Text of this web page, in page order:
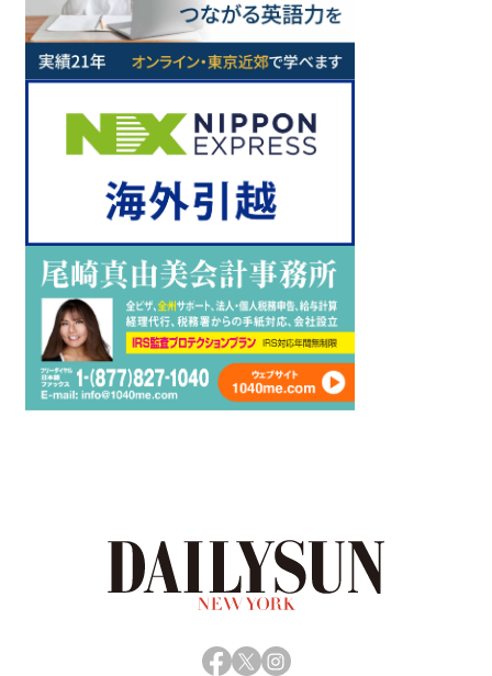
Facebook
X Instagram